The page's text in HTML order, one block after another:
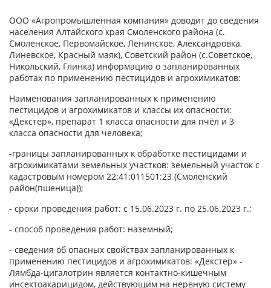
ООО «Агропромышленная компания» доводит до сведения
населения Алтайского края Смоленского района (с.
Смоленское, Первомайское, Ленинское, Александровка,
Линевское, Красный маяк), Советский район (с.Советское,
Никольский, Глинка) информацию о запланированных
работах по применению пестицидов и агрохимикатов:
Наименования запланированных к применению
пестицидов и агрохимикатов и классы их опасности:
«Декстер», препарат 1 класса опасности для пчёл и 3
класса опасности для человека;
-границы запланированных к обработке пестицидами и
агрохимикатами земельных участков: земельный участок с
кадастровым номером 22:41:011501:23 (Смоленский
район(пшеница));
- сроки проведения работ: с 15.06.2023 г. по 25.06.2023 г.;
- способ проведения работ: наземный;
- сведения об опасных свойствах запланированных к
применению пестицидов и агрохимикатов: «Декстер» -
Лямбда-цигалотрин является контактно-кишечным
инсектоакарицидом, действующим на нервную систему